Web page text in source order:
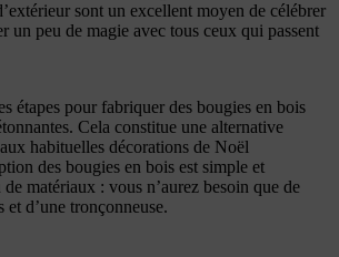
sont un excellent moyen de célébrer
un peu de magie avec tous ceux qui passent
étapes pour fabriquer des bougies en bois
Cela constitue une alternative
habituelles décorations de Noël
des bougies en bois est simple et
de matériaux : vous n’aurez besoin que de
d’une tronçonneuse.